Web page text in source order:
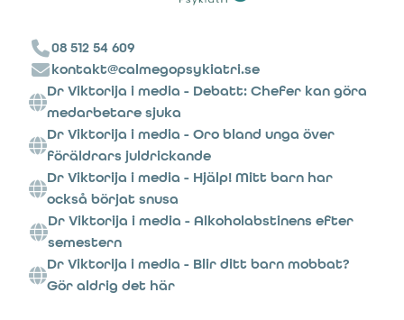
08 512 54 609
kontakt@calmegopsykiatri.se
Dr Viktorija i media - Debatt: Chefer kan göra
medarbetare sjuka
Dr Viktorija i media - Oro bland unga över
föräldrars juldrickande
Dr Viktorija i media - Hjälp! Mitt barn har
också börjat snusa
Dr Viktorija i media - Alkoholabstinens efter
semestern
Dr Viktorija i media - Blir ditt barn mobbat?
Gör aldrig det här